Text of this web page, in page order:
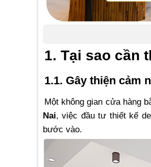
1. Tại sao cần
1.1. Gây thiện cảm
Một không gian cửa hàng
Nai, việc đầu tư thiết kế
bước vào.